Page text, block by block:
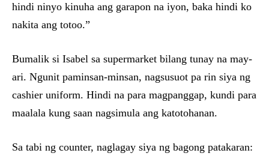
hindi ninyo kinuha ang garapon na iyon, baka hindi ko
nakita ang totoo.”
Bumalik si Isabel sa supermarket bilang tunay na may-
ari. Ngunit paminsan-minsan, nagsusuot pa rin siya ng
cashier uniform. Hindi na para magpanggap, kundi para
maalala kung saan nagsimula ang katotohanan.
Sa tabi ng counter, naglagay siya ng bagong patakaran: